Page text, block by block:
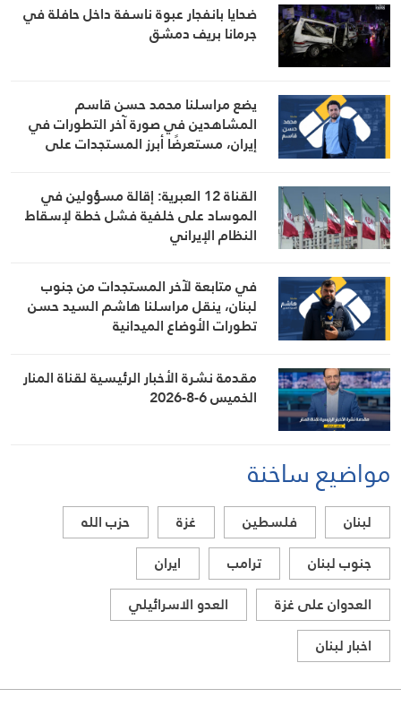
ضحايا بانفجار عبوة ناسفة داخل حافلة في
جرمانا بريف دمشق
يضع مراسلنا محمد حسن قاسم
المشاهدين في صورة آخر التطورات في
إيران، مستعرضًا أبرز المستجدات على
المواقف الرسمية وأبرز التطورات ذات
الصلة بالشأنين الداخلي والإقليمي
القناة 12 العبرية: إقالة مسؤولين في
الموساد على خلفية فشل خطة لإسقاط
النظام الإيراني
في متابعة لآخر المستجدات من جنوب
لبنان، ينقل مراسلنا هاشم السيد حسن
تطورات الأوضاع الميدانية
مقدمة نشرة الأخبار الرئيسية لقناة المنار
الخميس 6-8-2026
مواضيع ساخنة
لبنان فلسطين غزة
حزب الله
جنوب لبنان
ترامب
ايران
العدوان على غزة
العدو الاسرائيلي
اخبار لبنان